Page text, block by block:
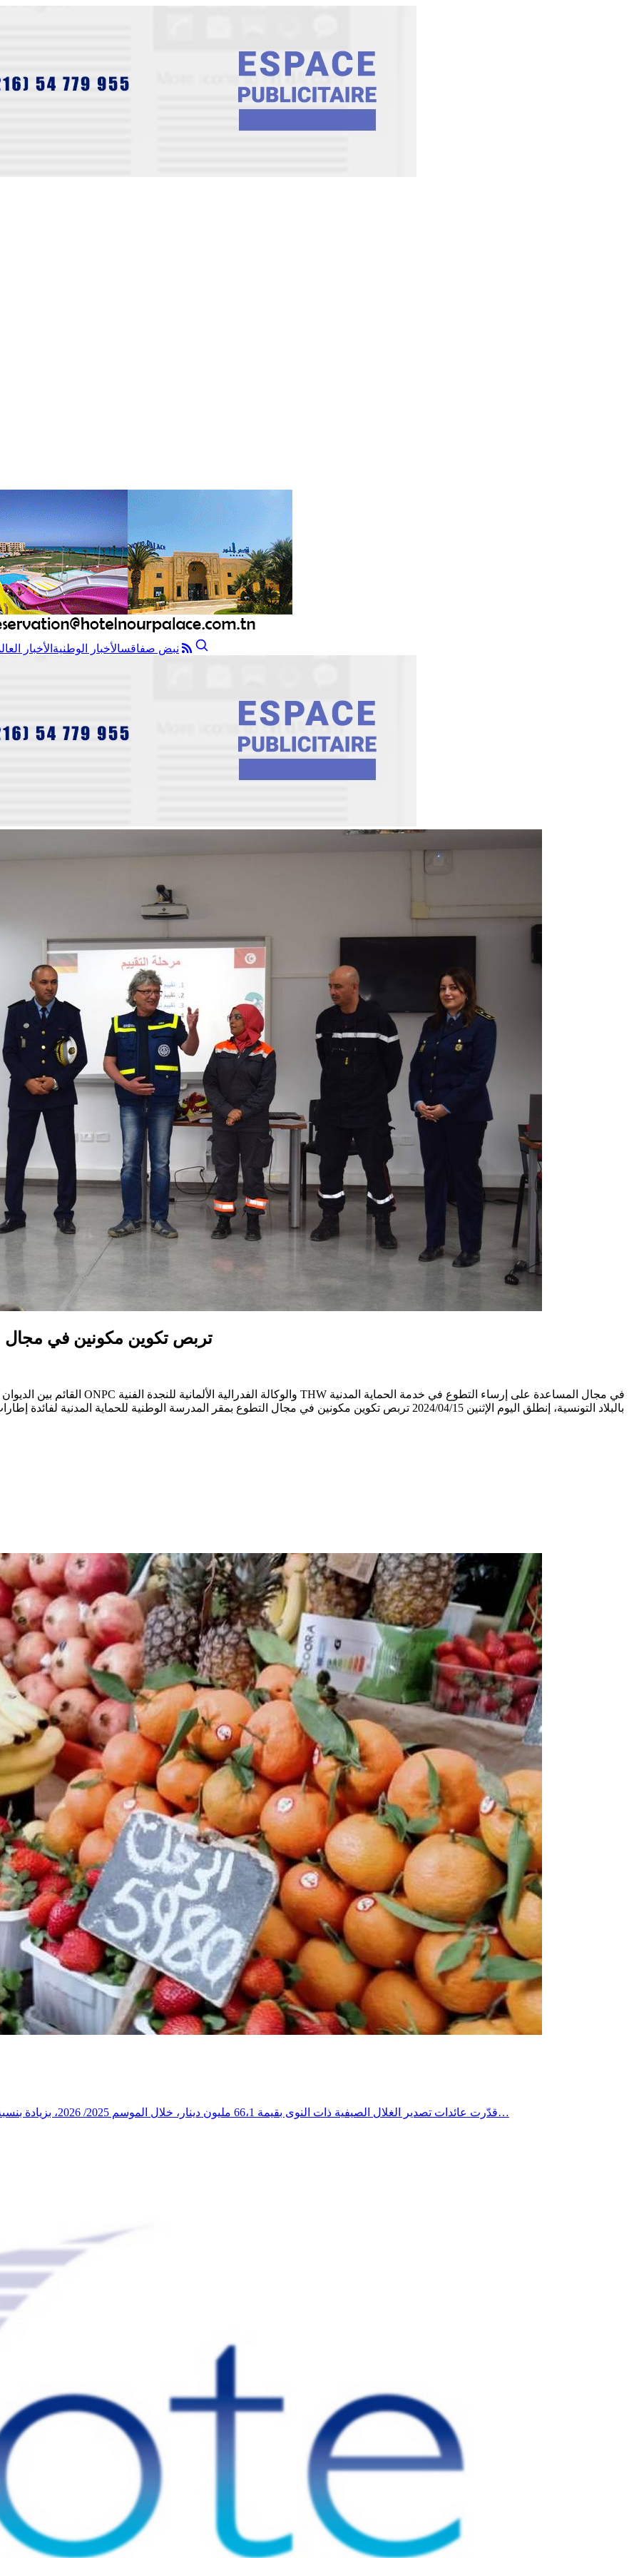
نبض صفاقسالأخبار الوطنية الأخبار
تربص تكوين مكونين في مجال
بالبلاد التونسية، إنطلق اليوم الإثنين 2024/04/15 تربص تكوين مكونين في مجال التطوع بمقر المدرسة الوطنية
قدّرت عائدات تصدير الغلال الصيفية ذات النوى بقيمة 66،1 مليون دينار، خلال الموسم 2025/ 2026، بزيادة بنسبة 18% مقارنة بالموسم 2024 /2025، وفق ما أظهرته مؤشرات أصدرها…